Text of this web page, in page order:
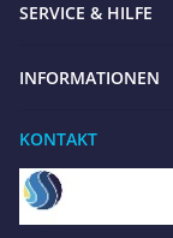
SERVICE & HILFE
INFORMATIONEN
KONTAKT